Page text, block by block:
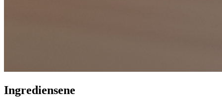
Ingrediensene